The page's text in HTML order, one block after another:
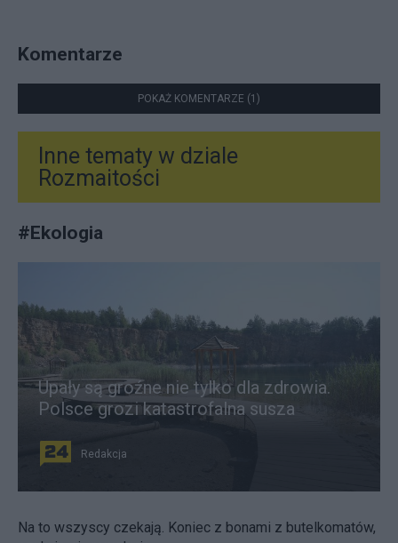
Komentarze
POKAŻ KOMENTARZE (1)
Inne tematy w dziale
Rozmaitości
#Ekologia
Upały są groźne nie tylko dla zdrowia.
Polsce grozi katastrofalna susza
Redakcja
Na to wszyscy czekają. Koniec z bonami z butelkomatów,